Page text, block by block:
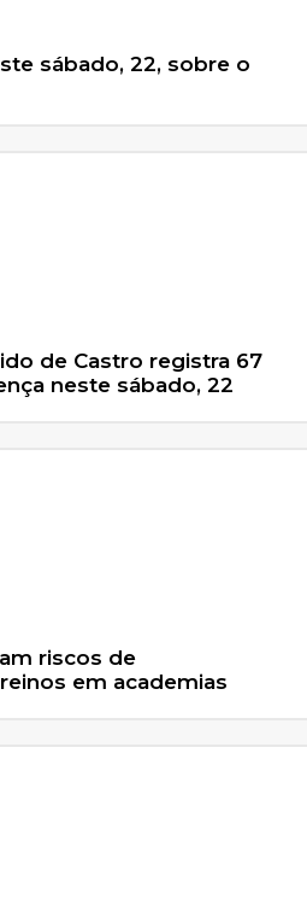
sábado, 22, sobre o
de Castro registra 67
neste sábado, 22
riscos de
em academias